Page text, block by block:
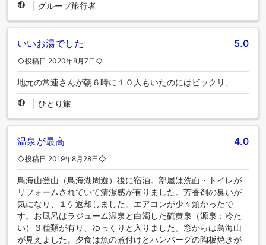
グループ旅行者
いいお湯でした 5.0
◇投稿日 2020年8月7日◇
地元の常連さんが朝６時に１０人もいたのにはビックリ、
ひとり旅
温泉が最高 4.0
◇投稿日 2019年8月28日◇
鳥海山登山（鳥海湖周遊）後に宿泊。部屋は洗面・トイレが
リフォームされていて清潔感が有りました。芳香剤の臭いが
気になり、１ケ返却しました。エアコンが少々煩かったで
す。お風呂はラジューム温泉と白濁した硫黄泉（源泉：冷た
い）３種類が有り、ゆっくりと入りました。窓からは鳥海山
が見えました。夕食は魚の煮付けとハンバーグの陶板焼きが